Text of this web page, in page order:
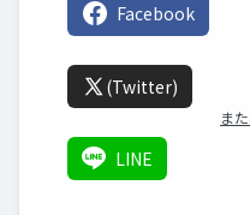
Facebook
(Twitter)
ま
LINE